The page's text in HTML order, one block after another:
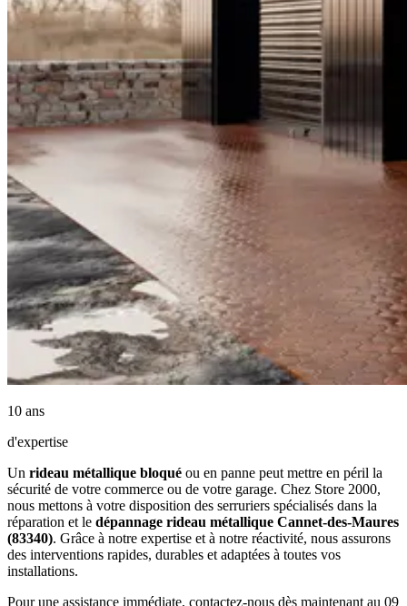
10 ans
d'expertise
Un rideau métallique bloqué ou en panne peut mettre en péril la
sécurité de votre commerce ou de votre garage. Chez Store 2000,
nous mettons à votre disposition des serruriers spécialisés dans la
réparation et le dépannage rideau métallique Cannet-des-Maures
(83340). Grâce à notre expertise et à notre réactivité, nous assurons
des interventions rapides, durables et adaptées à toutes vos
installations.
Pour une assistance immédiate, contactez-nous dès maintenant au 09